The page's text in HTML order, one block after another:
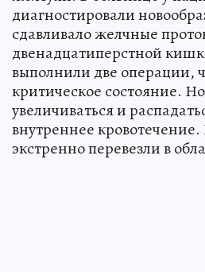
диагностировали
сдавливало желчные
двенадцатиперстной
выполнили две операции,
критическое состояние.
увеличиваться и
внутреннее
экстренно перевезли в